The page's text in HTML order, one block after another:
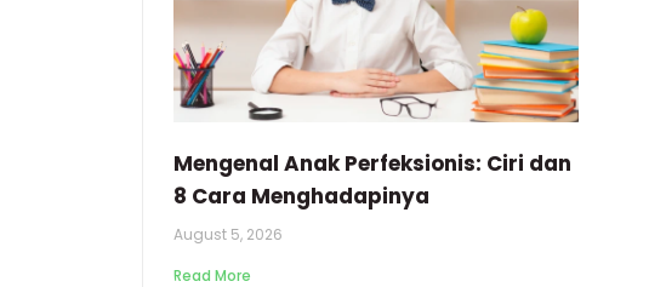
Mengenal Anak Perfeksionis: Ciri dan
8 Cara Menghadapinya
August 5, 2026
Read More